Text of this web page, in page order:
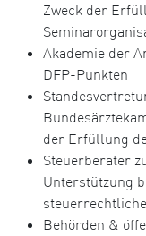
Zweck der
Akademie der
DFP-Punkten
der Erfüllung
Steuerberater
Unterstützung
Behörden &